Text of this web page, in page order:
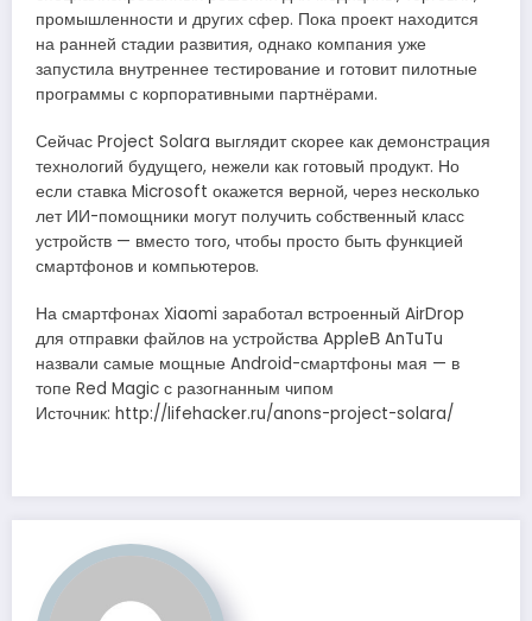
промышленности и других сфер. Пока проект находится
на ранней стадии развития, однако компания уже
запустила внутреннее тестирование и готовит пилотные
программы с корпоративными партнёрами.
Сейчас Project Solara выглядит скорее как демонстрация
технологий будущего, нежели как готовый продукт. Но
если ставка Microsoft окажется верной, через несколько
лет ИИ-помощники могут получить собственный класс
устройств — вместо того, чтобы просто быть функцией
смартфонов и компьютеров.
На смартфонах Xiaomi заработал встроенный AirDrop
для отправки файлов на устройства AppleВ AnTuTu
назвали самые мощные Android-смартфоны мая — в
топе Red Magic с разогнанным чипом
Источник: http://lifehacker.ru/anons-project-solara/